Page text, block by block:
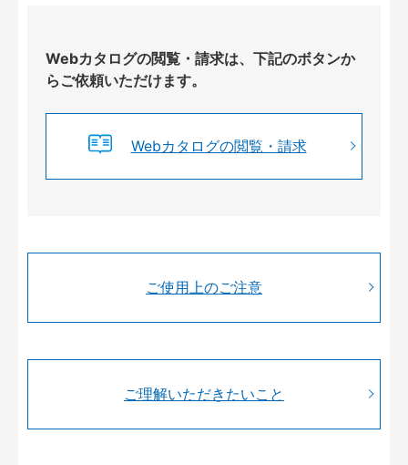
Webカタログの閲覧・請求は、下記のボタンか
らご依頼いただけます。
Webカタログの閲覧・請求
ご使用上のご注意
ご理解いただきたいこと